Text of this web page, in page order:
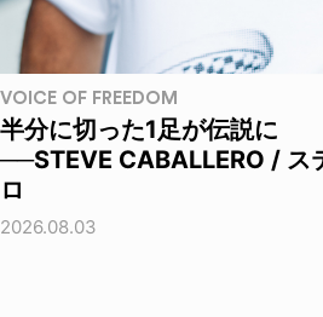
VOICE OF FREEDOM
半分に切った1足が伝説に
──STEVE CABALLERO / ス
ロ
2026.08.03